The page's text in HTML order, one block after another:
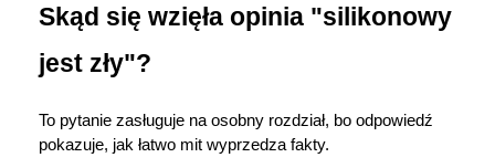
Skąd się wzięła opinia "silikonowy
jest zły"?
To pytanie zasługuje na osobny rozdział, bo odpowiedź
pokazuje, jak łatwo mit wyprzedza fakty.